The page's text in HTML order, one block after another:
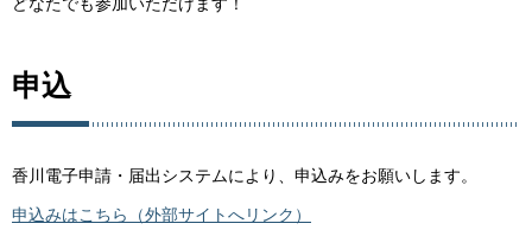
申込
香川電子申請・届出システムにより、申込みをお願いします。
申込みはこちら（外部サイトへリンク）